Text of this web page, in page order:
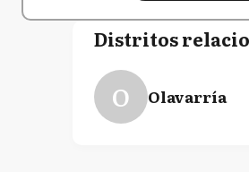
Distritos
O Olavarría